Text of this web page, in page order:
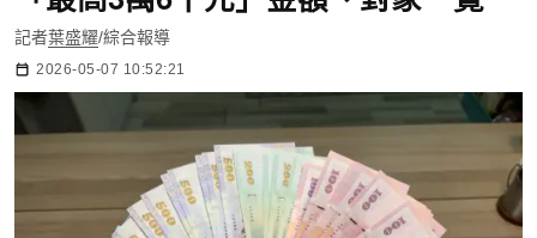
記者葉盛耀/綜合報導
2026-05-07 10:52:21